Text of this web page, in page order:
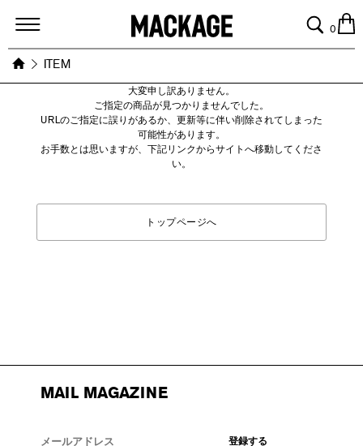
MACKAGE
0
ITEM
大変申し訳ありません。
ご指定の商品が見つかりませんでした。
URLのご指定に誤りがあるか、更新等に伴い削除されてしまった
可能性があります。
お手数とは思いますが、下記リンクからサイトへ移動してくださ
い。
トップページへ
MAIL MAGAZINE